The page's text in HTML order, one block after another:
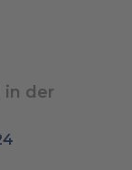
in der